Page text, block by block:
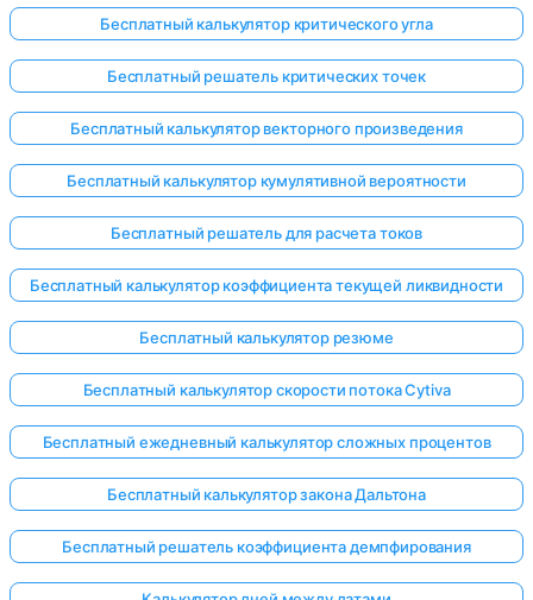
Бесплатный калькулятор критического угла
Бесплатный решатель критических точек
Бесплатный калькулятор векторного произведения
Бесплатный калькулятор кумулятивной вероятности
Бесплатный решатель для расчета токов
Бесплатный калькулятор коэффициента текущей ликвидности
Бесплатный калькулятор резюме
Бесплатный калькулятор скорости потока Cytiva
Бесплатный ежедневный калькулятор сложных процентов
Бесплатный калькулятор закона Дальтона
Бесплатный решатель коэффициента демпфирования